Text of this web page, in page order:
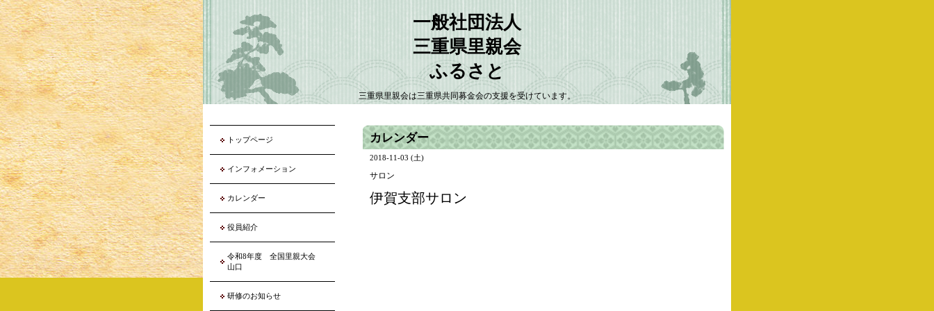
一般社団法人
三重県里親会
ふるさと
三重県里親会は三重県共同募金会の支援を受けています。
カレンダー
2018-11-03 (土)
サロン
伊賀支部サロン
トップページ
インフォメーション
カレンダー
役員紹介
令和8年度 全国里親大会
山口
研修のお知らせ